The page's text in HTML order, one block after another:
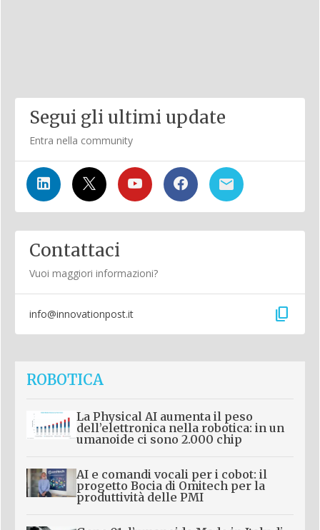
Segui gli ultimi update
Entra nella community
Contattaci
Vuoi maggiori informazioni?
info@innovationpost.it content_copy
ROBOTICA
La Physical AI aumenta il peso
dell’elettronica nella robotica: in un
umanoide ci sono 2.000 chip
AI e comandi vocali per i cobot: il
progetto Bocia di Omitech per la
produttività delle PMI